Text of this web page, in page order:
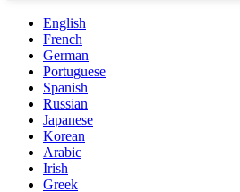
English
French
German
Portuguese
Spanish
Russian
Japanese
Korean
Arabic
Irish
Greek